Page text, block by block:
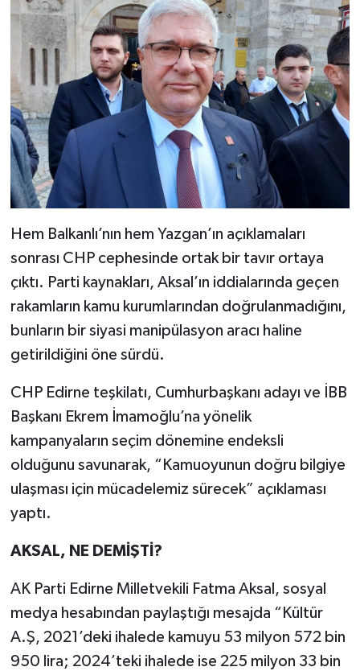
Hem Balkanlı’nın hem Yazgan’ın açıklamaları
sonrası CHP cephesinde ortak bir tavır ortaya
çıktı. Parti kaynakları, Aksal’ın iddialarında geçen
rakamların kamu kurumlarından doğrulanmadığını,
bunların bir siyasi manipülasyon aracı haline
getirildiğini öne sürdü.
CHP Edirne teşkilatı, Cumhurbaşkanı adayı ve İBB
Başkanı Ekrem İmamoğlu’na yönelik
kampanyaların seçim dönemine endeksli
olduğunu savunarak, “Kamuoyunun doğru bilgiye
ulaşması için mücadelemiz sürecek” açıklaması
yaptı.
AKSAL, NE DEMİŞTİ?
AK Parti Edirne Milletvekili Fatma Aksal, sosyal
medya hesabından paylaştığı mesajda “Kültür
A.Ş, 2021’deki ihalede kamuyu 53 milyon 572 bin
950 lira; 2024’teki ihalede ise 225 milyon 33 bin